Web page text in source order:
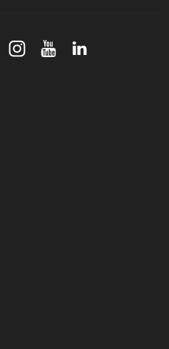
robótica FIRST 2026! (video)